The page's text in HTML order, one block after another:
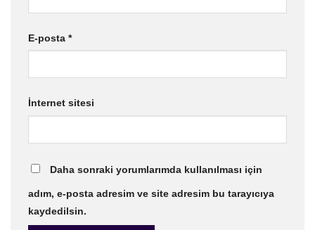
E-posta *
İnternet sitesi
Daha sonraki yorumlarımda kullanılması için
adım, e-posta adresim ve site adresim bu tarayıcıya
kaydedilsin.